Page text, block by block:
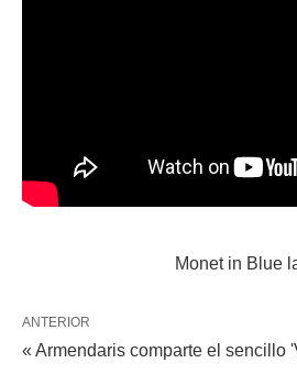
Monet in Blue
ANTERIOR
« Armendaris comparte el sencillo